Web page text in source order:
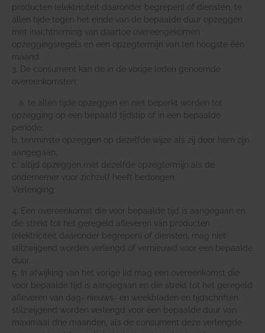
producten (elektriciteit daaronder begrepen) of diensten, te
allen tijde tegen het einde van de bepaalde duur opzeggen
met inachtneming van daartoe overeengekomen
opzeggingsregels en een opzegtermijn van ten hoogste één
maand.
3. De consument kan de in de vorige leden genoemde
overeenkomsten:
a. te allen tijde opzeggen en niet beperkt worden tot
opzegging op een bepaald tijdstip of in een bepaalde
periode;
b. tenminste opzeggen op dezelfde wijze als zij door hem zijn
aangegaan;
c. altijd opzeggen met dezelfde opzegtermijn als de
ondernemer voor zichzelf heeft bedongen.
Verlenging:
4. Een overeenkomst die voor bepaalde tijd is aangegaan en
die strekt tot het geregeld afleveren van producten
(elektriciteit daaronder begrepen) of diensten, mag niet
stilzwijgend worden verlengd of vernieuwd voor een bepaalde
duur.
5. In afwijking van het vorige lid mag een overeenkomst die
voor bepaalde tijd is aangegaan en die strekt tot het geregeld
afleveren van dag- nieuws- en weekbladen en tijdschriften
stilzwijgend worden verlengd voor een bepaalde duur van
maximaal drie maanden, als de consument deze verlengde